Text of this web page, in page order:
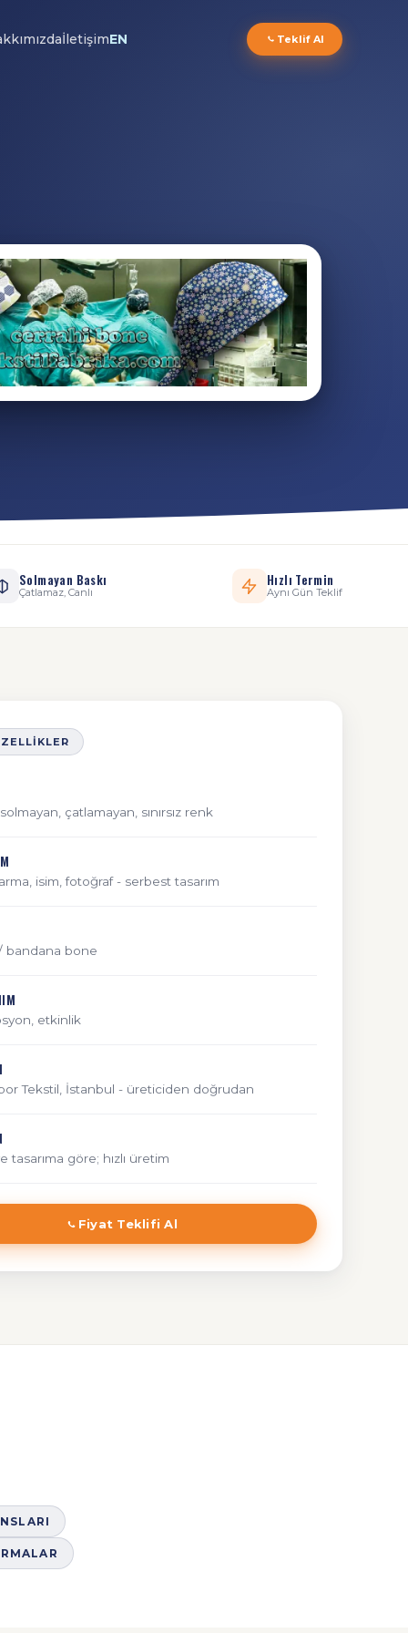
İletişimEN Teklif Al
Solmayan Baskı
Çatlamaz, Canlı
Hızlı Termin
Aynı Gün Teklif
çatlamayan, sınırsız renk
isim, fotoğraf - serbest tasarım
bandana bone
etkinlik
Tekstil, İstanbul - üreticiden doğrudan
tasarıma göre; hızlı üretim
Fiyat Teklifi Al